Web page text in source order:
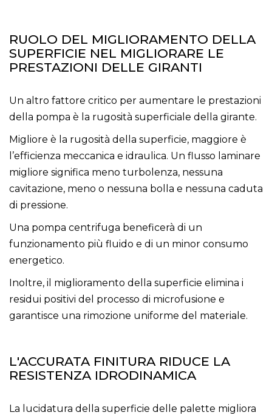
RUOLO DEL MIGLIORAMENTO DELLA
SUPERFICIE NEL MIGLIORARE LE
PRESTAZIONI DELLE GIRANTI
Un altro fattore critico per aumentare le prestazioni
della pompa è la rugosità superficiale della girante.
Migliore è la rugosità della superficie, maggiore è
l’efficienza meccanica e idraulica. Un flusso laminare
migliore significa meno turbolenza, nessuna
cavitazione, meno o nessuna bolla e nessuna caduta
di pressione.
Una pompa centrifuga beneficerà di un
funzionamento più fluido e di un minor consumo
energetico.
Inoltre, il miglioramento della superficie elimina i
residui positivi del processo di microfusione e
garantisce una rimozione uniforme del materiale.
L'ACCURATA FINITURA RIDUCE LA
RESISTENZA IDRODINAMICA
La lucidatura della superficie delle palette migliora